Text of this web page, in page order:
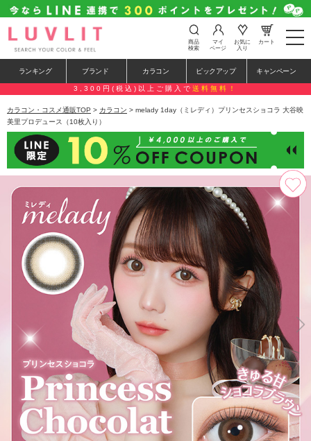
t
o
e
n
a
a
i
o
n
商品
検索
マイ
ページ
お気に
入り
カート
ランキング ブランド カラコン ピックアップ キャンペーン
3,300円(税込)以上ご購入で 送料無料！
カラコン・コスメ通販TOP > カラコン > melady 1day（ミレディ）プリンセスショコラ 大谷映
美里プロデュース（10枚入り）